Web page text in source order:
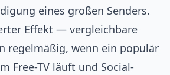
eines großen Senders.
Effekt — vergleichbare
regelmäßig, wenn ein populär
Free-TV läuft und Social-